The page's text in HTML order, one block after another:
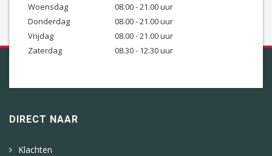
Woensdag
08.00 - 21.00 uur
Donderdag
08.00 - 21.00 uur
Vrijdag
08.00 - 21.00 uur
Zaterdag
08.30 - 12.30 uur
DIRECT NAAR
Klachten